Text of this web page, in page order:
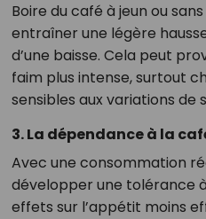
Boire du café à jeun ou
entraîner une légère
d’une baisse. Cela peut
faim plus intense, surtout
sensibles aux variations de
3. La dépendance à la
Avec une consommation
développer une tolérance
effets sur l’appétit moins